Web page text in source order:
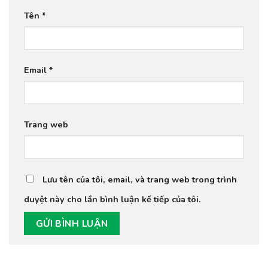
Tên *
Email *
Trang web
Lưu tên của tôi, email, và trang web trong trình
duyệt này cho lần bình luận kế tiếp của tôi.